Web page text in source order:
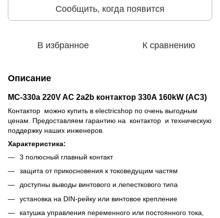
Сообщить, когда появится
В избранное К сравнению
Описание
MC-330a 220V AC 2a2b контактор 330A 160kW (AC3)
Контактор можно купить в electricshop по очень выгодным
ценам. Предоставляем гарантию на контактор и техническую
поддержку наших инженеров.
Характеристика:
3 полюсный главный контакт
защита от прикосновения к токоведущим частям
доступны выводы винтового и лепесткового типа
установка на DIN-рейку или винтовое крепление
катушка управления переменного или постоянного тока,